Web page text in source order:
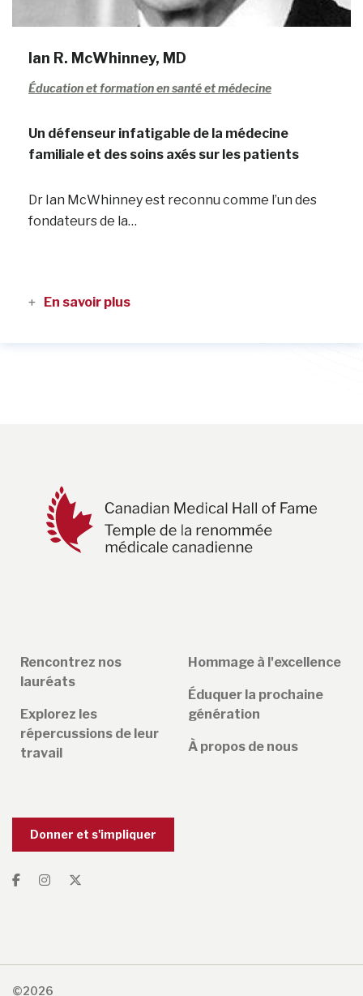
Ian R. McWhinney, MD
Éducation et formation en santé et médecine
Un défenseur infatigable de la médecine
familiale et des soins axés sur les patients
Dr Ian McWhinney est reconnu comme l’un des
fondateurs de la…
En savoir plus
Rencontrez nos
lauréats
Explorez les
répercussions de leur
travail
Hommage à l'excellence
Éduquer la prochaine
génération
À propos de nous
Donner et s'impliquer
©2026